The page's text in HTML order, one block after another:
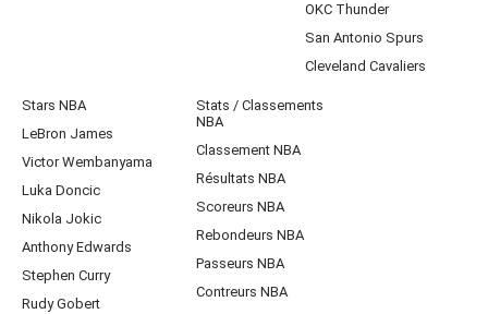
OKC Thunder
San Antonio Spurs
Cleveland Cavaliers
Stars NBA
LeBron James
Victor Wembanyama
Luka Doncic
Nikola Jokic
Anthony Edwards
Stephen Curry
Rudy Gobert
Stats / Classements
NBA
Classement NBA
Résultats NBA
Scoreurs NBA
Rebondeurs NBA
Passeurs NBA
Contreurs NBA